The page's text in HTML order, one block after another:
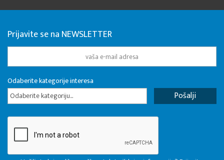
Prijavite se na NEWSLETTER
Odaberite kategorije interesa
Odaberite kategoriju...